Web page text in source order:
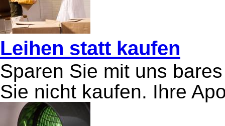
Leihen statt kaufen
Sparen Sie mit uns
Sie nicht kaufen. Ihre